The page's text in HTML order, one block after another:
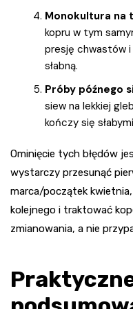
Monokultura na
kopru w tym
presję chwastów i
słabną.
Próby późnego
siew na lekkiej
kończy się
Ominięcie tych błędów
wystarczy przesunąć
marca/początek
kolejnego i traktować
zmianowania, a nie